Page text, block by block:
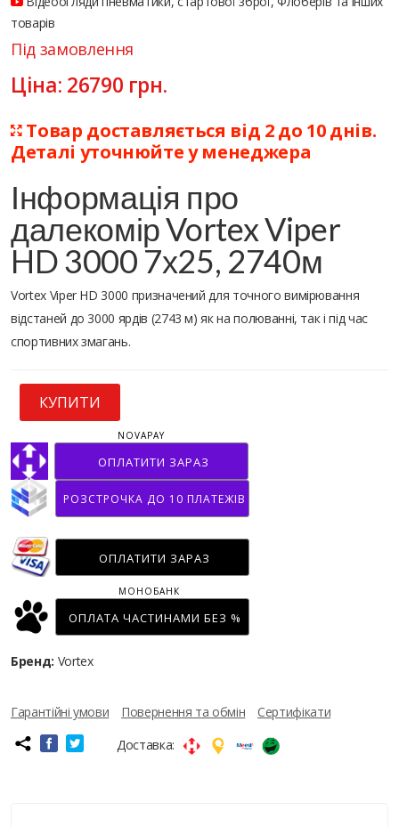
товарів
Під замовлення
Ціна: 26790 грн.
Товар доставляється від 2 до 10 днів.
Деталі уточнюйте у менеджера
Інформація про
далекомір Vortex Viper
HD 3000 7х25, 2740м
Vortex Viper HD 3000 призначений для точного вимірювання
відстаней до 3000 ярдів (2743 м) як на полюванні, так і під час
спортивних змагань.
КУПИТИ
ОПЛАТИТИ ЗАРАЗ
NOVAPAY
РОЗСТРОЧКА ДО 10 ПЛАТЕЖІВ
ОПЛАТИТИ ЗАРАЗ
ОПЛАТА ЧАСТИНАМИ БЕЗ %
МОНОБАНК
Бренд: Vortex
Гарантійні умови Повернення та обмін
Сертифікати
Доставка: